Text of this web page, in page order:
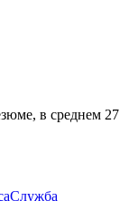
в среднем 27
Служба